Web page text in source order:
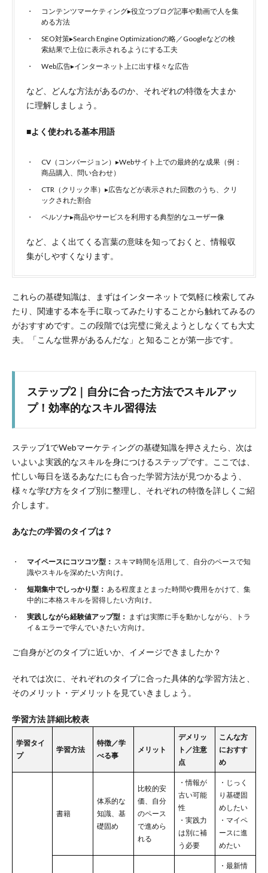
コンテンツマーケティング▸役立つブログ記事や動画で人を集
める方法
SEO対策▸Search Engine Optimizationの略／Googleなどの検
索結果で上位に表示されるようにする工夫
Web広告▸インターネット上に出す様々な広告
など、どんな方法があるのか、それぞれの特徴を大まか
に理解しましょう。
■よく使われる基本用語
CV（コンバージョン）▸Webサイト上での最終的な成果（例：
商品購入、問い合わせ）
CTR（クリック率）▸広告などが表示された回数のうち、クリ
ックされた割合
ペルソナ▸商品やサービスを利用する典型的なユーザー像
など、よく出てくる言葉の意味を知っておくと、情報収
集がしやすくなります。
これらの基礎知識は、まずはインターネットで気軽に検索してみ
たり、関連する本を手に取ってみたりすることから触れてみるの
がおすすめです。この段階では完璧に覚えようとしなくても大丈
夫。「こんな世界があるんだな」と知ることが第一歩です。
ステップ2｜自分に合った方法でスキルアッ
プ！効率的なスキル習得法
ステップ1でWebマーケティングの基礎知識を押さえたら、次は
いよいよ実践的なスキルを身につけるステップです。ここでは、
忙しい毎日を送るあなたにも合った学習方法が見つかるよう、
様々な学び方をタイプ別に整理し、それぞれの特徴を詳しくご紹
介します。
あなたの学習のタイプは？
マイペースにコツコツ型： スキマ時間を活用して、自分のペースで知
識やスキルを深めたい方向け。
短期集中でしっかり型： ある程度まとまった時間や費用をかけて、集
中的に本格スキルを習得したい方向け。
実践しながら経験値アップ型： まずは実際に手を動かしながら、トラ
イ＆エラーで学んでいきたい方向け。
ご自身がどのタイプに近いか、イメージできましたか？
それでは次に、それぞれのタイプに合った具体的な学習方法と、
そのメリット・デメリットを見ていきましょう。
学習方法 詳細比較表
学習タイ
プ
学習方法
特徴／学
べる事
メリット
デメリッ
ト／注意
点
こんな方
におすす
め
書籍
体系的な
知識、基
礎固め
比較的安
価、自分
のペース
で進めら
れる
・情報が
古い可能
性
・実践力
は別に補
う必要
・じっく
り基礎固
めしたい
・マイペ
ースに進
めたい
・最新情